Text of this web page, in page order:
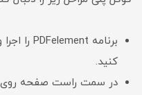
کنید.
در سمت راست صفحه روی